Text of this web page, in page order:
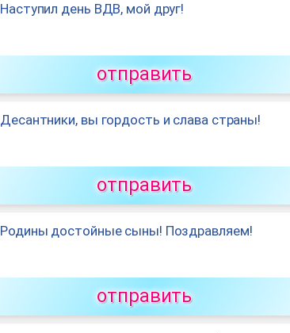
Наступил день ВДВ, мой друг!
отправить
Десантники, вы гордость и слава страны!
отправить
Родины достойные сыны! Поздравляем!
отправить